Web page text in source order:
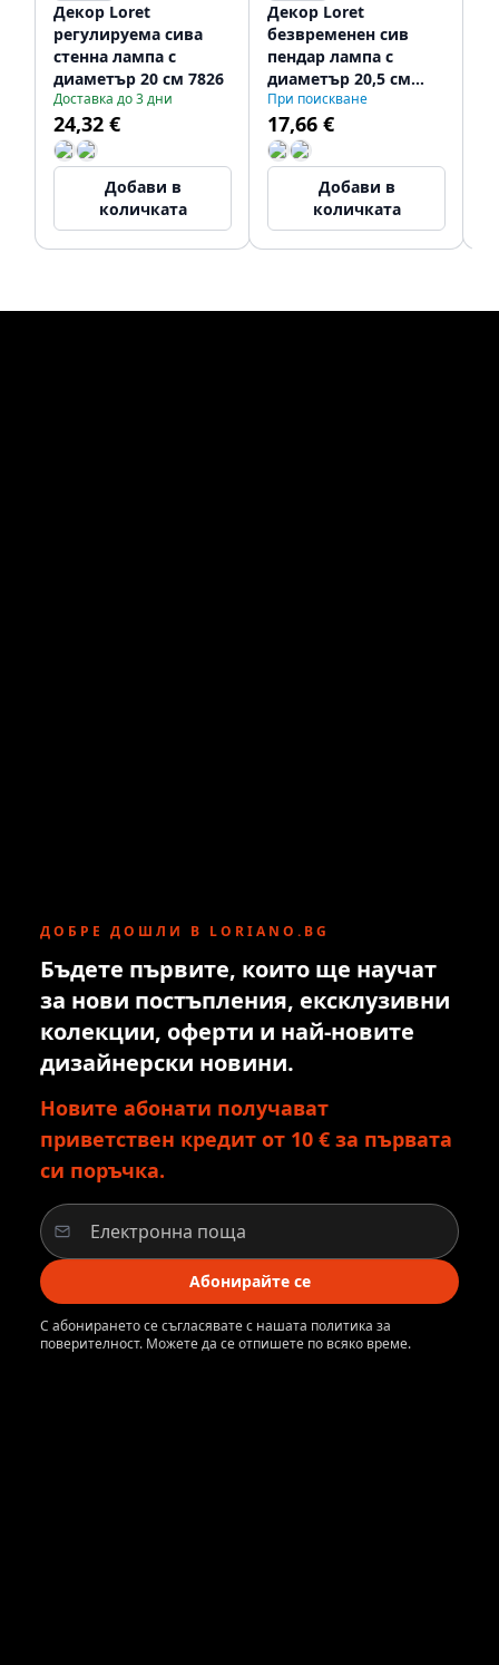
Декор Loret
регулируема сива
стенна лампа с
диаметър 20 см 7826
Доставка до 3 дни
24,32 €
Добави в
количката
Декор Loret
безвременен сив
пендар лампа с
диаметър 20,5 см
8854
При поискване
17,66 €
Добави в
количката
ДОБРЕ ДОШЛИ В LORIANO.BG
Бъдете първите, които ще научат
за нови постъпления, ексклузивни
колекции, оферти и най-новите
дизайнерски новини.
Новите абонати получават
приветствен кредит от 10 € за първата
си поръчка.
Абонирайте се
С абонирането се съгласявате с нашата политика за
поверителност. Можете да се отпишете по всяко време.